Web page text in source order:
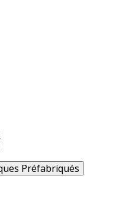
Préfabriqués